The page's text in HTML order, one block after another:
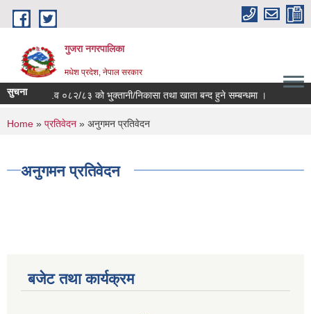
Skip to main content
गुजरा नगरपालिका
मधेश प्रदेश, नेपाल सरकार
सुचना आ.व ०८२/८३ को भु्क्तानी/निकासा तथा खाता बन्द हुने सम्बन्धमा ।
You are here
Home » प्रतिवेदन » अनुगमन प्रतिवेदन
अनुगमन प्रतिवेदन
बजेट तथा कार्यक्रम